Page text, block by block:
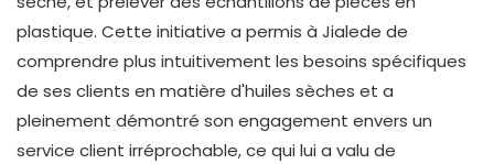
plastique. Cette initiative a permis à Jialede de
comprendre plus intuitivement les besoins spécifiques
de ses clients en matière d'huiles sèches et a
pleinement démontré son engagement envers un
service client irréprochable, ce qui lui a valu de